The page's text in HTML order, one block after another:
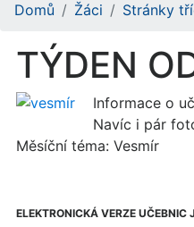
Domů Žáci Stránky
TÝDEN
Informace o
Navíc i pár
Měsíční téma: Vesmír
ELEKTRONICKÁ VERZE UČEBNIC